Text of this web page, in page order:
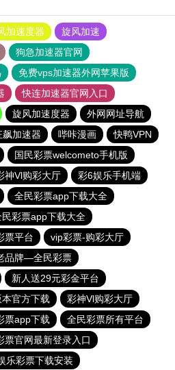
加速度器
旋风加速
狗急加速器官网
免费vps加速器外网苹果版
快连加速器官网入口
旋风加速度器
外网网址导航
飙加速器 哔咔漫画
快鸭VPN
国民彩票welcometo手机版
神Vl购彩大厅
彩6娱乐手机端
全民彩票app下载大全
民彩票app下载大全
票平台
vip彩票-购彩大厅
品牌—全民彩票
新人送29元彩金平台
官方下载
彩神Vl购彩大厅
票app下载
全民彩票所有平台
票官网最新登录入口
乐彩票下载安装